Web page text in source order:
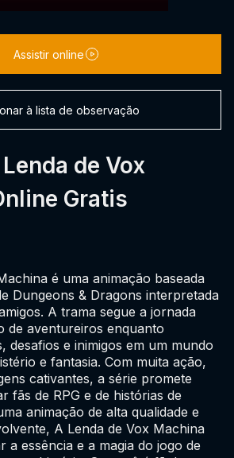
de Vox
Gratis
é uma animação baseada
Dungeons & Dragons interpretada
A trama segue a jornada
de aventureiros enquanto
desafios e inimigos em um mundo
e fantasia. Com muita ação,
cativantes, a série promete
fãs de RPG e de histórias de
animação de alta qualidade e
A Lenda de Vox Machina
a essência e a magia do jogo de
Assistir online
à lista de observação